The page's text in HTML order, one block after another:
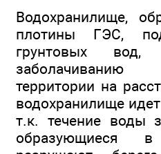
Водохранилище,
плотины ГЭС,
грунтовых
территории на
водохранилище
т.к. течение воды
образующиеся в